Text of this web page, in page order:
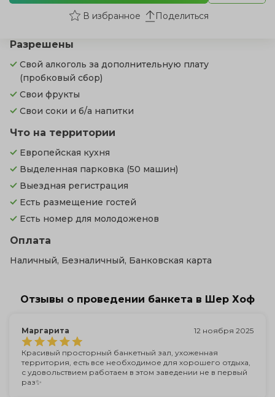
Разрешены
Свой алкоголь за дополнительную плату
(пробковый сбор)
Свои фрукты
Свои соки и б/а напитки
Что на территории
Европейская кухня
Выделенная парковка (50 машин)
Выездная регистрация
Есть размещение гостей
Есть номер для молодоженов
Оплата
Наличный, Безналичный, Банковская карта
Отзывы о проведении банкета в Шер Хоф
Маргарита 12 ноября 2025
Красивый просторный банкетный зал, ухоженная
территория, есть все необходимое для хорошего отдыха,
с удовольствием работаем в этом заведении не в первый
раз✨
Поделиться